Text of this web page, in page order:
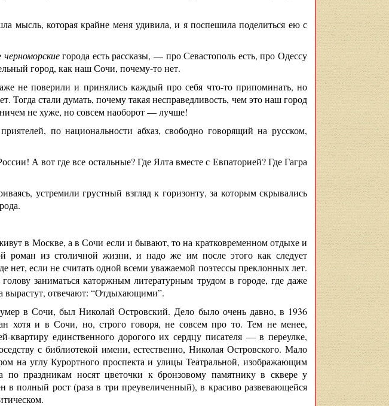
мысль, которая крайне меня удивила, и я поспешила поделиться ею с
черноморскиегорода есть рассказы, — про Севастополь есть, про Одессу
город, как наш Сочи, почему-то нет.
не поверили и принялись каждый про себя что-то припоминать, но
Тогда стали думать, почему такая несправедливость, чем это наш город
не хуже, но совсем наоборот — лучше!
по национальности абхаз, свободно говорящий на русском,
А вот где все остальные? Где Ялта вместе с Евпаторией? Где Гагра
устремили грустный взгляд к горизонту, за которым скрывались
в Москве, а в Сочи если и бывают, то на кратковременном отдыхе и
роман из столичной жизни, и надо же им после этого как следует
нет, если не считать одной всеми уважаемой поэтессы преклонных лет.
заниматься каторжным литературным трудом в городе, где даже
вырастут, отвечают: “Отдыхающими”.
в Сочи, был Николай Островский. Дело было очень давно, в 1936
хотя и в Сочи, но, строго говоря, не совсем про то. Тем не менее,
квартиру единственного дорогого их сердцу писателя — в переулке,
с библиотекой имени, естественно, Николая Островского. Мало
на углу Курортного проспекта и улицы Театральной, изображающим
праздникам носят цветочки к бронзовому памятнику в сквере у
в полный рост (раза в три преувеличенный), в красиво развевающейся